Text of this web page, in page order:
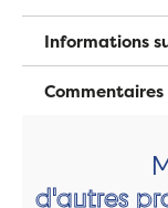
Informations
Commentaires
d'autres